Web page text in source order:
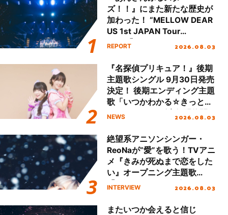
ズ！！』にまた新たな歴史が
加わった！ “MELLOW DEAR
US 1st JAPAN Tour
Final「NICE to meet YOU
ート!!
REPORT 2026.08.03
『名探偵プリキュア！』後期
主題歌シングル 9月30日発売
決定！ 後期エンディング主題
歌「いつかわかる☆きっとあ
える」TVサイズ先行配信開
NEWS 2026.08.03
絶望系アニソンシンガー・
ReoNaが“愛”を歌う！TVアニ
メ『きみが死ぬまで恋をした
い』オープニング主題歌
「Amore」インタビュー
INTERVIEW 2026.08.03
またいつか会えると信じ